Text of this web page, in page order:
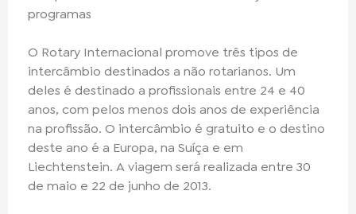
programas
O Rotary Internacional promove três tipos de
intercâmbio destinados a não rotarianos. Um
deles é destinado a profissionais entre 24 e 40
anos, com pelos menos dois anos de experiência
na profissão. O intercâmbio é gratuito e o destino
deste ano é a Europa, na Suíça e em
Liechtenstein. A viagem será realizada entre 30
de maio e 22 de junho de 2013.